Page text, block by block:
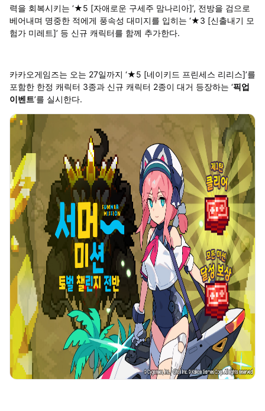
력을 회복시키는 ‘★5 [자애로운 구세주 맘나리아]’, 전방을 검으로
베어내며 명중한 적에게 풍속성 대미지를 입히는 ‘★3 [신출내기 모
험가 미레트]’ 등 신규 캐릭터를 함께 추가한다.
카카오게임즈는 오는 27일까지 ‘★5 [네이키드 프린세스 리리스]’를
포함한 한정 캐릭터 3종과 신규 캐릭터 2종이 대거 등장하는 ‘픽업
이벤트’를 실시한다.